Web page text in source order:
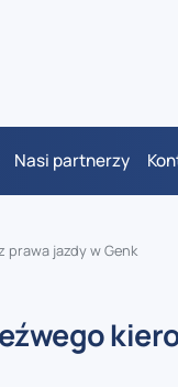
Nasi partnerzy
jazdy w Genk